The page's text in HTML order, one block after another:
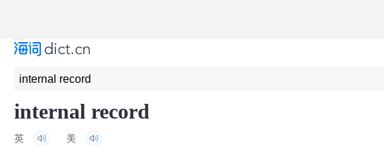
internal record
英 美